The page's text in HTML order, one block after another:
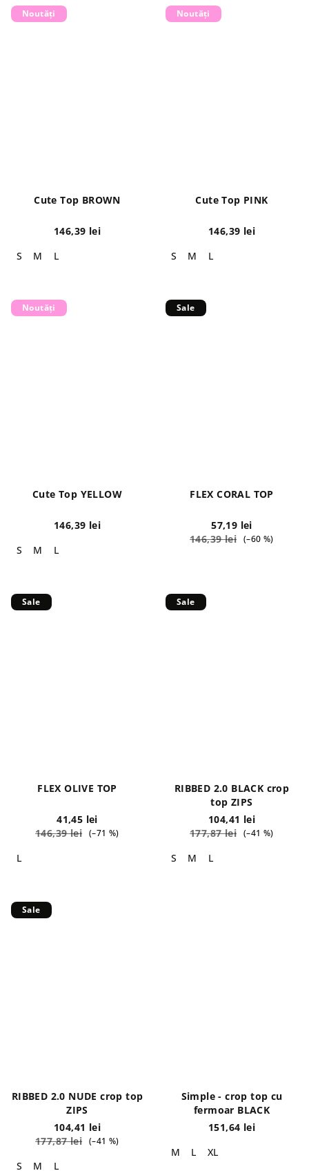
Noutăți
Cute Top BROWN
146,39 lei
S
M L
Noutăți
Cute Top PINK
146,39 lei
S
M L
Noutăți
Cute Top YELLOW
146,39 lei
S
M L
Sale
FLEX CORAL TOP
57,19 lei
146,39 lei (–60 %)
Sale
FLEX OLIVE TOP
41,45 lei
146,39 lei (–71 %)
L
Sale
RIBBED 2.0 BLACK crop
top ZIPS
104,41 lei
177,87 lei (–41 %)
S M L
Sale
RIBBED 2.0 NUDE crop top
ZIPS
104,41 lei
177,87 lei (–41 %)
S M L
Simple - crop top cu
fermoar BLACK
151,64 lei
M
L XL